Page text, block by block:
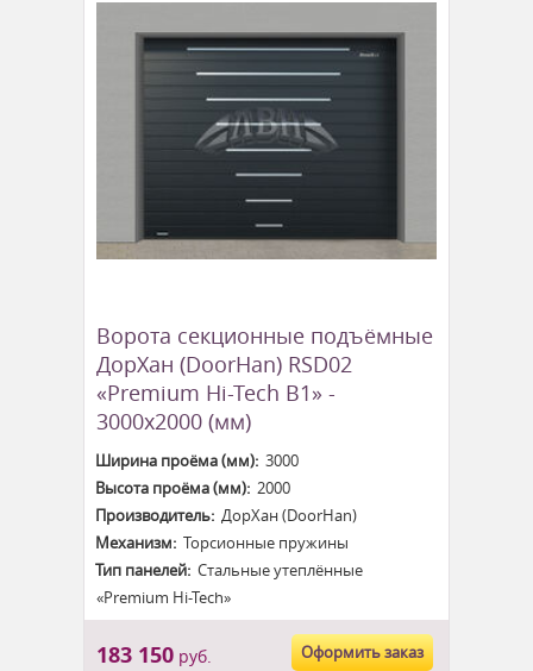
Ворота секционные подъёмные
ДорХан (DoorHan) RSD02
«Premium Hi-Tech B1» -
3000x2000 (мм)
Ширина проёма (мм):3000
Высота проёма (мм):2000
Производитель:ДорХан (DoorHan)
Механизм:Торсионные пружины
Тип панелей:Стальные утеплённые
«Premium Hi-Tech»
183 150руб. Оформить заказ